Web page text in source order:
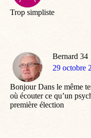
Trop simpliste
Bernard 34
dit
29 octobre
Bonjour Dans le même
où écouter ce qu’un
première élection